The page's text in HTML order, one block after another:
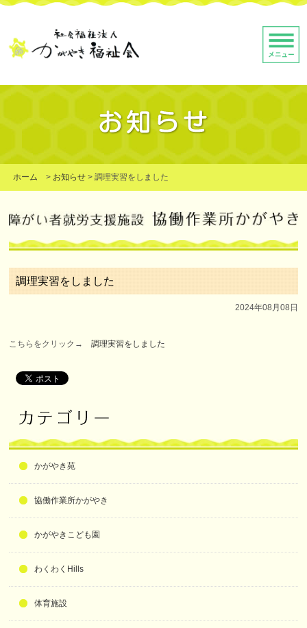
ホーム > お知らせ> 調理実習をしました
調理実習をしました
2024年08月08日
こちらをクリック→調理実習をしました
かがやき苑
協働作業所かがやき
かがやきこども園
わくわくHills
体育施設